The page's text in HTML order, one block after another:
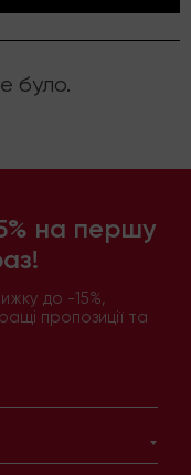
було.
на першу
до -15%,
пропозиції та